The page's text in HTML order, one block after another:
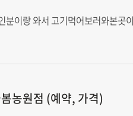
분이랑 와서 고기먹어보러와본곳
농원점 (예약, 가격)